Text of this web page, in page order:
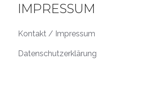
IMPRESSUM
Kontakt / Impressum
Datenschutzerklärung